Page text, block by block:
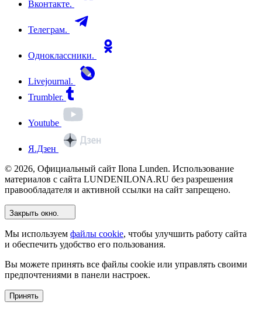
Вконтакте.
Телеграм.
Одноклассники.
Livejournal.
Trumbler.
Youtube
Я.Дзен
© 2026, Официальный сайт Ilona Lunden. Использование
материалов с сайта LUNDENILONA.RU без разрешения
правообладателя и активной ссылки на сайт запрещено.
Закрыть окно.
Мы используем файлы cookie, чтобы улучшить работу сайта
и обеспечить удобство его пользования.
Вы можете принять все файлы cookie или управлять своими
предпочтениями в панели настроек.
Принять